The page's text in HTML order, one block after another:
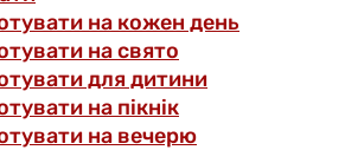
на кожен день
на свято
для дитини
на пікнік
на вечерю